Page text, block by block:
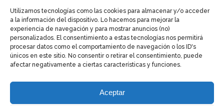
Utilizamos tecnologías como las cookies para almacenar y/o acceder
a la información del dispositivo. Lo hacemos para mejorar la
experiencia de navegación y para mostrar anuncios (no)
personalizados. El consentimiento a estas tecnologías nos permitirá
procesar datos como el comportamiento de navegación o los ID's
únicos en este sitio. No consentir o retirar el consentimiento, puede
afectar negativamente a ciertas características y funciones.
Aceptar